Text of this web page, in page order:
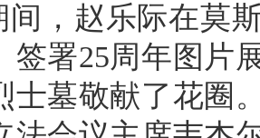
间，赵乐际在莫
签署25周年图片
士墓敬献了花圈